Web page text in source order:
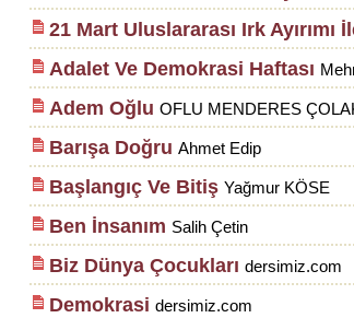
21 Mart Uluslararası Irk Ayırımı
Adalet Ve Demokrasi Haftası
Adem Oğlu OFLU MENDERES
Barışa Doğru Ahmet Edip
Başlangıç Ve Bitiş Yağmur KÖSE
Ben İnsanım Salih Çetin
Biz Dünya Çocukları dersimiz.com
Demokrasi dersimiz.com